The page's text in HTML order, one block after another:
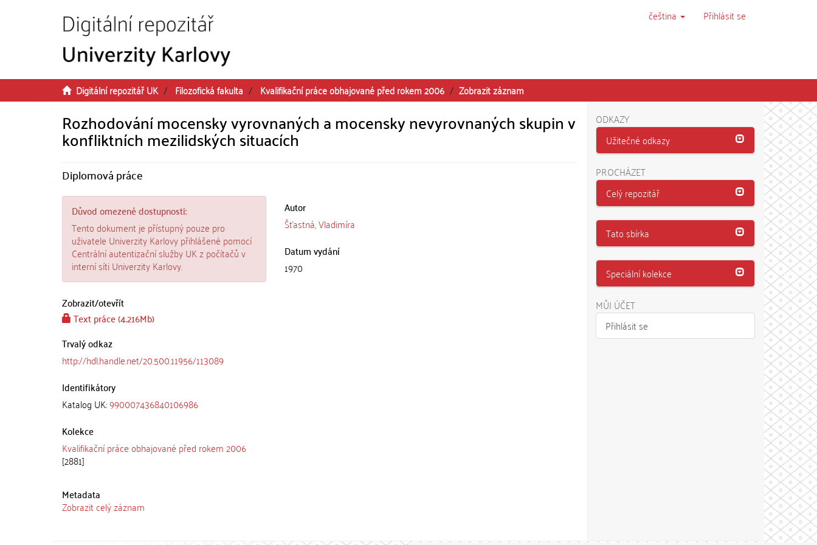
čeština Přihlásit se
Digitální repozitář UK Filozofická fakulta Kvalifikační práce obhajované před rokem 2006 Zobrazit záznam
Rozhodování mocensky vyrovnaných a mocensky nevyrovnaných skupin v
konfliktních mezilidských situacích
Diplomová práce
Důvod omezené dostupnosti:
Tento dokument je přístupný pouze pro
uživatele Univerzity Karlovy přihlášené pomocí
Centrální autentizační služby UK z počítačů v
interní síti Univerzity Karlovy.
Zobrazit/otevřít
Text práce (4.216Mb)
Trvalý odkaz
http://hdl.handle.net/20.500.11956/113089
Identifikátory
Katalog UK:990007436840106986
Kolekce
Kvalifikační práce obhajované před rokem 2006
[2881]
Autor
Šťastná, Vladimíra
Datum vydání
1970
Metadata
Zobrazit celý záznam
ODKAZY
Užitečné odkazy
PROCHÁZET
Celý repozitář
Tato sbírka
Speciální kolekce
MŮJ ÚČET
Přihlásit se